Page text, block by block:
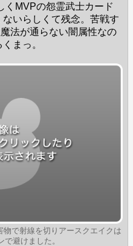
くMVPの怨霊武士カード
いらしくて残念。苦戦す
法が通らない闇属性なの
まっ。
で射線を切りアースクエイクは
避けました。